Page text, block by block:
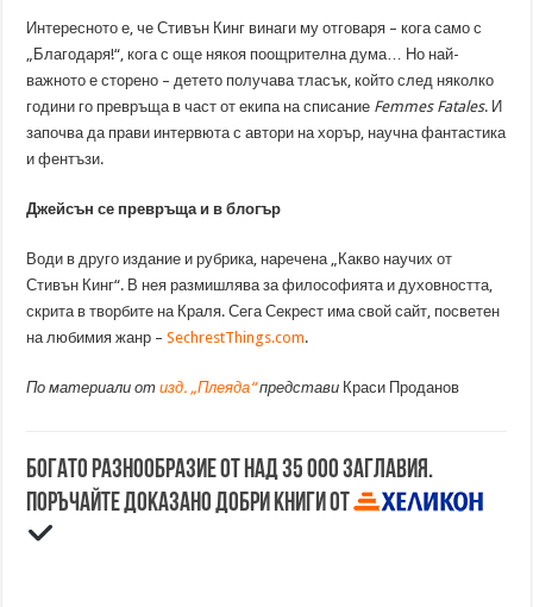
Интересното е, че Стивън Кинг винаги му отговаря – кога само с
„Благодаря!“, кога с още някоя поощрителна дума… Но най-
важното е сторено – детето получава тласък, който след няколко
години го превръща в част от екипа на списание Femmes Fatales. И
започва да прави интервюта с автори на хорър, научна фантастика
и фентъзи.
Джейсън се превръща и в блогър
Води в друго издание и рубрика, наречена „Какво научих от
Стивън Кинг“. В нея размишлява за философията и духовността,
скрита в творбите на Краля. Сега Секрест има свой сайт, посветен
на любимия жанр –SechrestThings.com.
По материали отизд. „Плеяда“представи Краси Проданов
Богато разнообразие от над 35 000 заглавия.
Поръчайте доказано добри книги от